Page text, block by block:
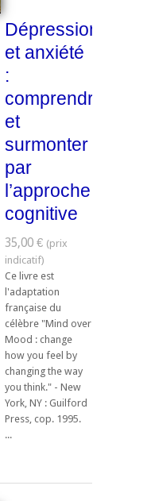
Dépression
et anxiété
:
comprendre
et
surmonter
par
l’approche
cognitive
35,00 €
Ce livre est
l'adaptation
française du
célèbre "Mind over
Mood : change
how you feel by
changing the way
you think." - New
York, NY : Guilford
Press, cop. 1995.
...